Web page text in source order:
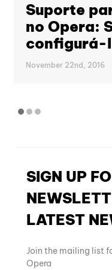
Suporte
no Opera:
configurá-
November 22nd, 2016
SIGN UP
LATEST
Join the mailing list
Opera